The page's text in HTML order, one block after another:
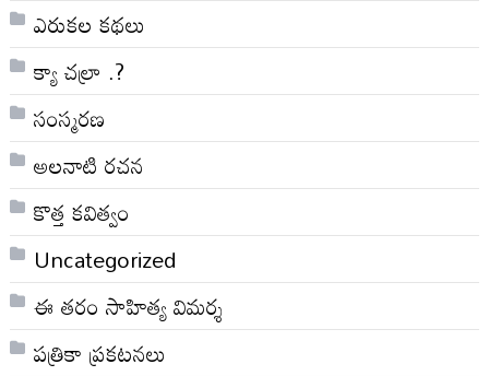
ఎరుకల కథలు
క్యా చల్రా .?
సంస్మరణ
అలనాటి రచన
కొత్త కవిత్వం
Uncategorized
ఈ తరం సాహిత్య విమర్శ
పత్రికా ప్రకటనలు